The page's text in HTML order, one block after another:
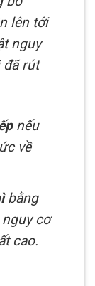
lên tới
nguy
đã rút
nếu
về
bằng
cơ
cao.